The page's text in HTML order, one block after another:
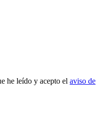
he leído y acepto el aviso de